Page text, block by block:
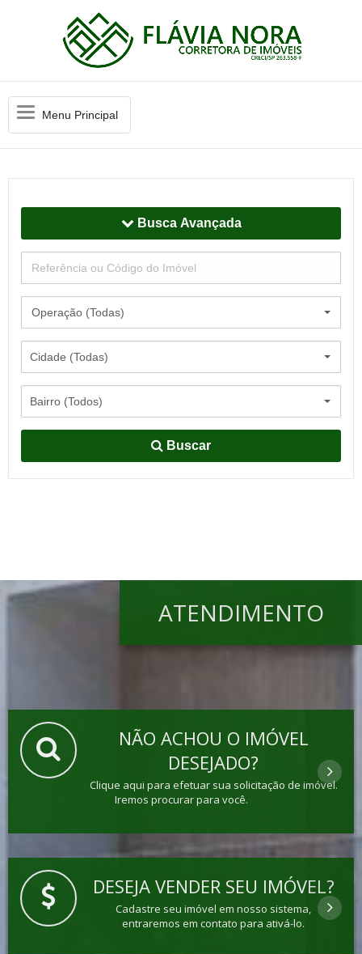
MenuMenu Principal
Busca Avançada
Operação (Todas)
Cidade (Todas)
Bairro (Todos)
Buscar
ATENDIMENTO
NÃO ACHOU O IMÓVEL
DESEJADO?
Clique aqui para efetuar sua solicitação de imóvel.
Iremos procurar para você.
DESEJA VENDER SEU IMÓVEL?
Cadastre seu imóvel em nosso sistema,
entraremos em contato para ativá-lo.